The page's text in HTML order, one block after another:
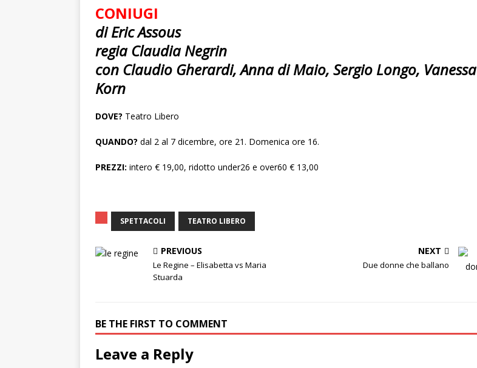
CONIUGI
di Eric Assous
regia Claudia Negrin
con Claudio Gherardi, Anna di Maio, Sergio Longo, Vanessa
Korn
DOVE? Teatro Libero
QUANDO? dal 2 al 7 dicembre, ore 21. Domenica ore 16.
PREZZI: intero € 19,00, ridotto under26 e over60 € 13,00
SPETTACOLI TEATRO LIBERO
PREVIOUS
Le Regine – Elisabetta vs Maria
Stuarda
NEXT
Due donne che ballano
BE THE FIRST TO COMMENT
Leave a Reply